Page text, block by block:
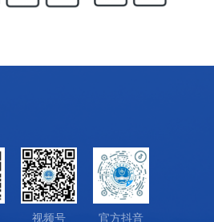
视频号 官方抖音